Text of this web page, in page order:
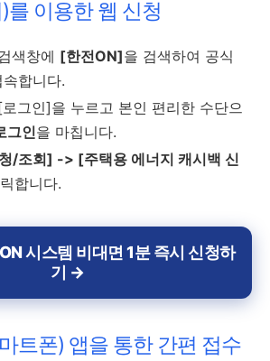
를 이용한 웹 신청
색창에 [한전ON]을 검색하여 공식
합니다.
그인]을 누르고 본인 편리한 수단으
그인을 마칩니다.
/조회] -> [주택용 에너지 캐시백 신
합니다.
시스템 비대면 1분 즉시 신청하
기 →
트폰) 앱을 통한 간편 접수